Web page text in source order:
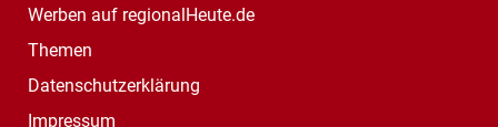
Werben auf regionalHeute.de
Themen
Datenschutzerklärung
Impressum